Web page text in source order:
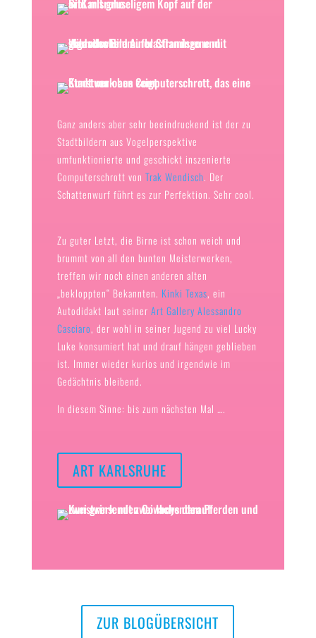
Ganz anders aber sehr beeindruckend ist der zu
Stadtbildern aus Vogelperspektive
umfunktionierte und geschickt inszenierte
Computerschrott von Trak Wendisch. Der
Schattenwurf führt es zur Perfektion. Sehr cool.
Zu guter Letzt, die Birne ist schon weich und
brummt von all den bunten Meisterwerken,
treffen wir noch einen anderen alten
„bekloppten“ Bekannten. Kinki Texas, ein
Autodidakt laut seiner Art Gallery Alessandro
Casciaro, der wohl in seiner Jugend zu viel Lucky
Luke konsumiert hat und drauf hängen geblieben
ist. Immer wieder kurios und irgendwie im
Gedächtnis bleibend.
In diesem Sinne: bis zum nächsten Mal ….
ART KARLSRUHE
ZUR BLOGÜBERSICHT